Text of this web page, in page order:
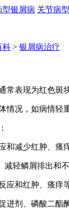
型银屑病 关节病
科 > 银屑病治疗
常表现为红色斑
情况，如病情轻
和减少红肿、瘙
轻鳞屑排出和
应和红肿、瘙痒
进剂、磷酸二酯